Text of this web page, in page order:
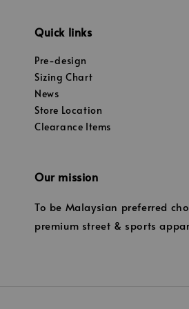
Quick links
Pre-design
Sizing Chart
News
Store Location
Clearance Items
Our mission
To be Malaysian preferred
premium street & sports